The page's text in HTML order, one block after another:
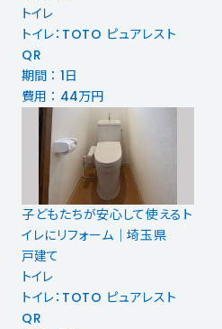
トイレ
トイレ：TOTO ピュアレスト
QR
期間 ： 1日
費用 ： 44万円
子どもたちが安心して使えるト
イレにリフォーム｜埼玉県
戸建て
トイレ
トイレ：TOTO ピュアレスト
QR